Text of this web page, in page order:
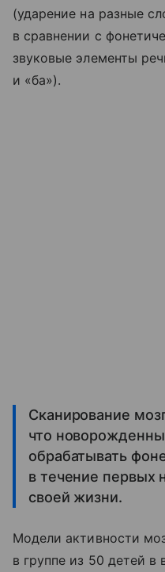
(ударение на разные
в сравнении с
звуковые элементы
и «ба»).
Сканирование
что
обрабатывать
в течение первых
своей жизни.
Модели активности
в группе из 50 детей в